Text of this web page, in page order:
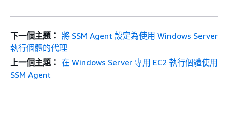
下一個主題： 將 SSM Agent 設定為使用 Windows Server
執行個體的代理
上一個主題： 在 Windows Server 專用 EC2 執行個體使用
SSM Agent